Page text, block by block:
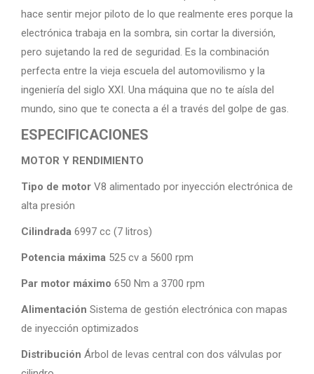
hace sentir mejor piloto de lo que realmente eres porque la
electrónica trabaja en la sombra, sin cortar la diversión,
pero sujetando la red de seguridad. Es la combinación
perfecta entre la vieja escuela del automovilismo y la
ingeniería del siglo XXI. Una máquina que no te aísla del
mundo, sino que te conecta a él a través del golpe de gas.
ESPECIFICACIONES
MOTOR Y RENDIMIENTO
Tipo de motor V8 alimentado por inyección electrónica de
alta presión
Cilindrada 6997 cc (7 litros)
Potencia máxima 525 cv a 5600 rpm
Par motor máximo 650 Nm a 3700 rpm
Alimentación Sistema de gestión electrónica con mapas
de inyección optimizados
Distribución Árbol de levas central con dos válvulas por